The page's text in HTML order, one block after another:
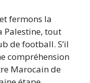
fermons la
Palestine, tout
de football. S’il
compréhension
Marocain de